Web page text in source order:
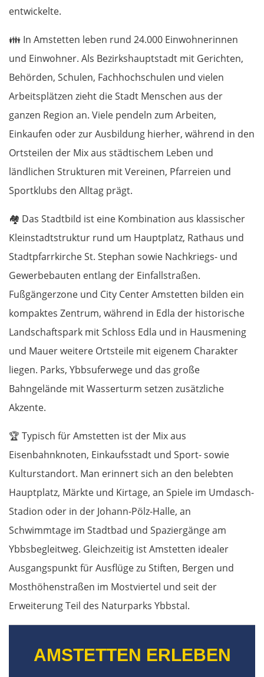
entwickelte.
👪 In Amstetten leben rund 24.000 Einwohnerinnen
und Einwohner. Als Bezirkshauptstadt mit Gerichten,
Behörden, Schulen, Fachhochschulen und vielen
Arbeitsplätzen zieht die Stadt Menschen aus der
ganzen Region an. Viele pendeln zum Arbeiten,
Einkaufen oder zur Ausbildung hierher, während in den
Ortsteilen der Mix aus städtischem Leben und
ländlichen Strukturen mit Vereinen, Pfarreien und
Sportklubs den Alltag prägt.
🏘️ Das Stadtbild ist eine Kombination aus klassischer
Kleinstadtstruktur rund um Hauptplatz, Rathaus und
Stadtpfarrkirche St. Stephan sowie Nachkriegs- und
Gewerbebauten entlang der Einfallstraßen.
Fußgängerzone und City Center Amstetten bilden ein
kompaktes Zentrum, während in Edla der historische
Landschaftspark mit Schloss Edla und in Hausmening
und Mauer weitere Ortsteile mit eigenem Charakter
liegen. Parks, Ybbsuferwege und das große
Bahngelände mit Wasserturm setzen zusätzliche
Akzente.
🏆 Typisch für Amstetten ist der Mix aus
Eisenbahnknoten, Einkaufsstadt und Sport- sowie
Kulturstandort. Man erinnert sich an den belebten
Hauptplatz, Märkte und Kirtage, an Spiele im Umdasch-
Stadion oder in der Johann-Pölz-Halle, an
Schwimmtage im Stadtbad und Spaziergänge am
Ybbsbegleitweg. Gleichzeitig ist Amstetten idealer
Ausgangspunkt für Ausflüge zu Stiften, Bergen und
Mosthöhenstraßen im Mostviertel und seit der
Erweiterung Teil des Naturparks Ybbstal.
AMSTETTEN ERLEBEN